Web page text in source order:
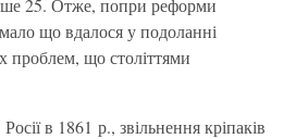
25. Отже, попри реформи
що вдалося у подоланні
проблем, що століттями
в 1861 р., звільнення кріпаків